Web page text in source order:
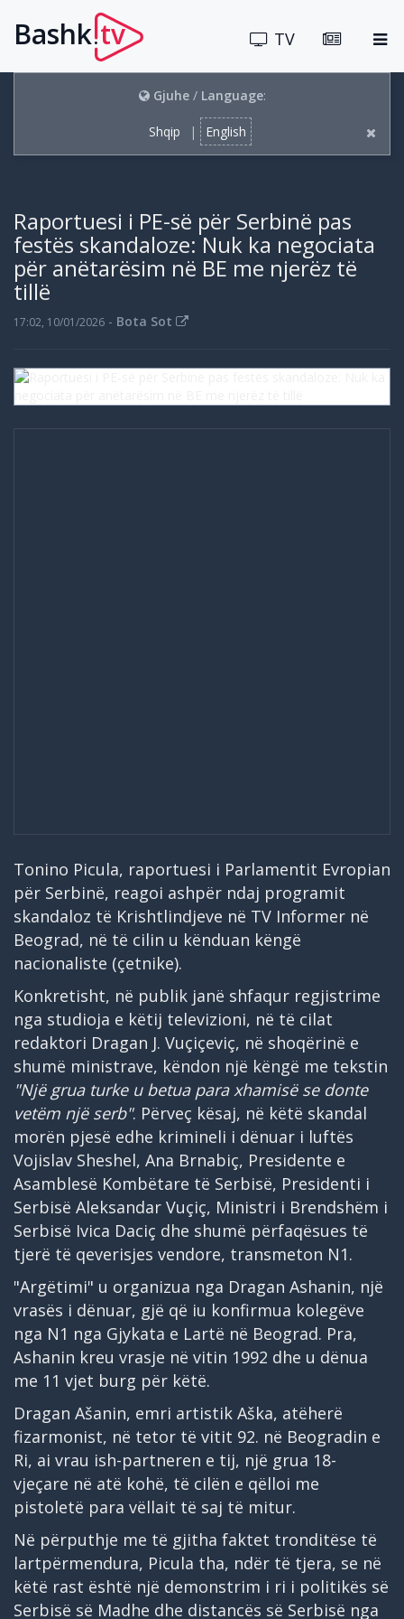
Bashk.tv TV
Gjuhe/ Language:
Shqip | English
Raportuesi i PE-së për Serbinë pas
festës skandaloze: Nuk ka negociata
për anëtarësim në BE me njerëz të
tillë
17:02, 10/01/2026 - Bota Sot
Tonino Picula, raportuesi i Parlamentit Evropian
për Serbinë, reagoi ashpër ndaj programit
skandaloz të Krishtlindjeve në TV Informer në
Beograd, në të cilin u kënduan këngë
nacionaliste (çetnike).
Konkretisht, në publik janë shfaqur regjistrime
nga studioja e këtij televizioni, në të cilat
redaktori Dragan J. Vuçiçeviç, në shoqërinë e
shumë ministrave, këndon një këngë me tekstin
"Një grua turke u betua para xhamisë se donte
vetëm një serb". Përveç kësaj, në këtë skandal
morën pjesë edhe krimineli i dënuar i luftës
Vojislav Sheshel, Ana Brnabiç, Presidente e
Asamblesë Kombëtare të Serbisë, Presidenti i
Serbisë Aleksandar Vuçiç, Ministri i Brendshëm i
Serbisë Ivica Daciç dhe shumë përfaqësues të
tjerë të qeverisjes vendore, transmeton N1.
"Argëtimi" u organizua nga Dragan Ashanin, një
vrasës i dënuar, gjë që iu konfirmua kolegëve
nga N1 nga Gjykata e Lartë në Beograd. Pra,
Ashanin kreu vrasje në vitin 1992 dhe u dënua
me 11 vjet burg për këtë.
Dragan Ašanin, emri artistik Aška, atëherë
fizarmonist, në tetor të vitit 92. në Beogradin e
Ri, ai vrau ish-partneren e tij, një grua 18-
vjeçare në atë kohë, të cilën e qëlloi me
pistoletë para vëllait të saj të mitur.
Në përputhje me të gjitha faktet tronditëse të
lartpërmendura, Picula tha, ndër të tjera, se në
këtë rast është një demonstrim i ri i politikës së
Serbisë së Madhe dhe distancës së Serbisë nga